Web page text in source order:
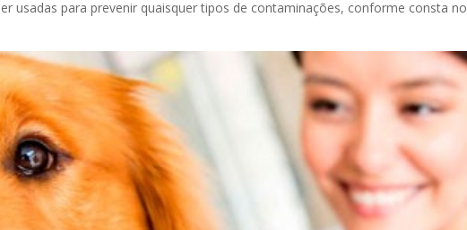
usadas para prevenir quaisquer tipos de contaminações, conforme consta no